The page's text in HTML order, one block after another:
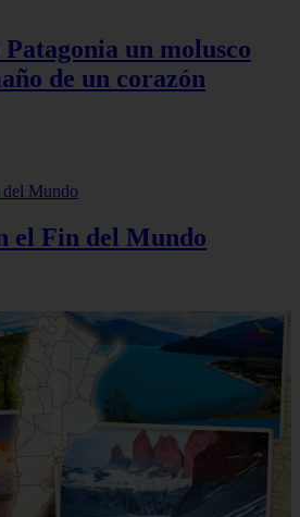
un molusco
de un corazón
el Fin del Mundo